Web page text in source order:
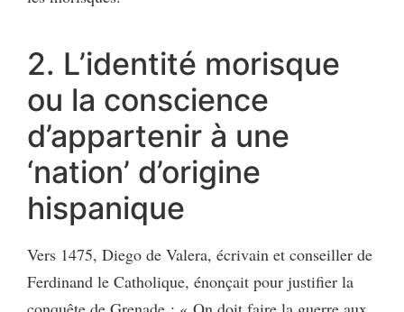
2. L’identité morisque
ou la conscience
d’appartenir à une
‘nation’ d’origine
hispanique
Vers 1475, Diego de Valera, écrivain et conseiller de
Ferdinand le Catholique, énonçait pour justifier la